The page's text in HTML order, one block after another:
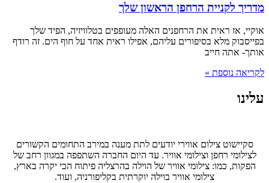
מדריך לקניית הרחפן הראשון שלך
אוקיי, אז ראית את הרחפנים האלה מעופפים בטלוויזיה, הפיד שלך
בפייסבוק מלא בסיפורים עליהם, אפילו ראית אחד על חוף הים. זה רודף
אותך- אתה חייב
לקריאה נוספת »
עלינו
סקיישוט צילום אווירי יודעים לתת מענה במירב התחומים הקשורים
לצילומי רחפן וצילומי אוויר. עד היום החברה השתפפה במגוון רחב של
הפקות, כמו: צילומי אוויר של הוילה בהרצליה פיתוח הכי יקרה בארץ,
צילומי אוויר בוילה יוקרתית בקליפורניה, ועוד.